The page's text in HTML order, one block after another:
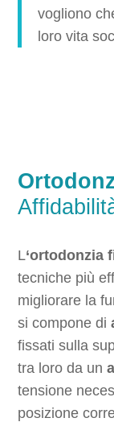
vogliono
loro vita
L‘ortodonzia
tecniche più
migliorare la
si compone di
fissati sulla
tra loro da un
tensione
posizione